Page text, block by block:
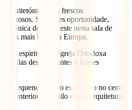
arquitetónica com frescos
luxuosos. Se tiveres oportunidade,
de Bucareste nesta sala de
das mais belas da Europa.
espiritual da Igreja Ortodoxa
deslumbrantes e ícones
Um pequeno tesouro escondido no centro
interior tranquilo e pela arquitetura